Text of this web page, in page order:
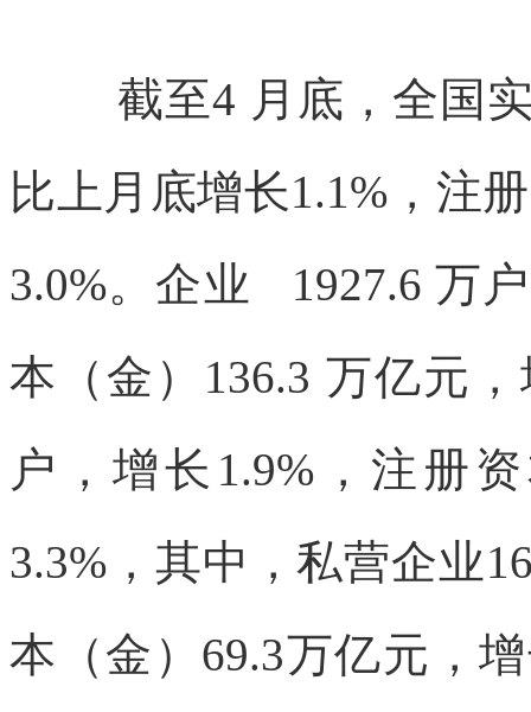
截至4 月底，全国
比上 月底增长1.1%，注
3.0%。 企业 1927.6 万
本（金） 136.3 万亿元
户，增长1.9%， 注册
3.3%，其中，私营企业
本（金）69.3万亿元，